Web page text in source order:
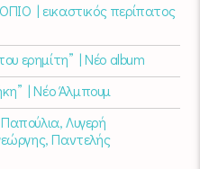
| εικαστικός περίπατος
ερημίτη” | Νέο album
| Νέο Άλμπουμ
Παπούλια, Λυγερή
Παντελής